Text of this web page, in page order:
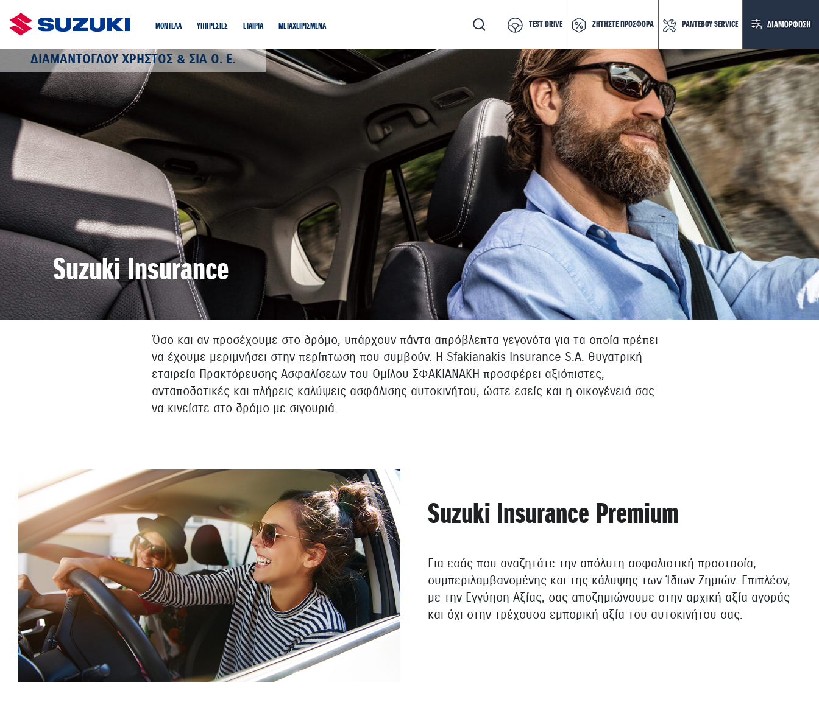
ΔΙΑΜΑΝΤΟΓΛΟΥ ΧΡΗΣΤΟΣ & ΣΙΑ Ο. Ε.
ΜΟΝΤΕΛΑ ΥΠΗΡΕΣΙΕΣ EΤΑIΡΙΑ ΜΕΤΑΧΕΙΡΙΣΜΕΝΑ TEST DRIVE ΖΗΤΗΣΤΕ ΠΡΟΣΦΟΡΑ ΡΑΝΤΕΒΟΥ SERVICE
Suzuki Insurance
Όσο και αν προσέχουμε στο δρόμο, υπάρχουν πάντα απρόβλεπτα γεγονότα για τα οποία πρέπει
να έχουμε μεριμνήσει στην περίπτωση που συμβούν. H Sfakianakis Insurance S.A. θυγατρική
εταιρεία Πρακτόρευσης Ασφαλίσεων του Ομίλου ΣΦΑΚΙΑΝΑΚΗ προσφέρει αξιόπιστες,
ανταποδοτικές και πλήρεις καλύψεις ασφάλισης αυτοκινήτου, ώστε εσείς και η οικογένειά σας
να κινείστε στο δρόμο με σιγουριά.
Suzuki Insurance Premium
Για εσάς που αναζητάτε την απόλυτη ασφαλιστική προστασία,
συμπεριλαμβανομένης και της κάλυψης των Ίδιων Ζημιών. Επιπλέον,
με την Εγγύηση Αξίας, σας αποζημιώνουμε στην αρχική αξία αγοράς
και όχι στην τρέχουσα εμπορική αξία του αυτοκινήτου σας.